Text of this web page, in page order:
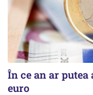
În ce an ar putea
euro